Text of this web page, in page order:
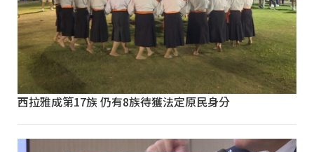
西拉雅成第17族 仍有8族待獲法定原民身分